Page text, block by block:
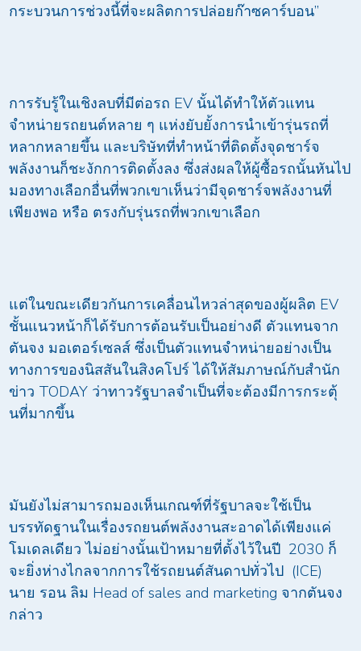
กระบวนการช่วงนี้ที่จะผลิตการปล่อยก๊าซคาร์บอน”
การรับรู้ในเชิงลบที่มีต่อรถ EV นั้นได้ทำให้ตัวแทน
จำหน่ายรถยนต์หลาย ๆ แห่งยับยั้งการนำเข้ารุ่นรถที่
หลากหลายขึ้น และบริษัทที่ทำหน้าที่ติดตั้งจุดชาร์จ
พลังงานก็ชะงักการติดตั้งลง ซึ่งส่งผลให้ผู้ซื้อรถนั้นหันไป
มองทางเลือกอื่นที่พวกเขาเห็นว่ามีจุดชาร์จพลังงานที่
เพียงพอ หรือ ตรงกับรุ่นรถที่พวกเขาเลือก
แต่ในขณะเดียวกันการเคลื่อนไหวล่าสุดของผู้ผลิต EV
ชั้นแนวหน้าก็ได้รับการต้อนรับเป็นอย่างดี ตัวแทนจาก
ตันจง มอเตอร์เซลส์ ซึ่งเป็นตัวแทนจำหน่ายอย่างเป็น
ทางการของนิสสันในสิงคโปร์ ได้ให้สัมภาษณ์กับสำนัก
ข่าว TODAY ว่าทาวรัฐบาลจำเป็นที่จะต้องมีการกระตุ้
นที่มากขึ้น
มันยังไม่สามารถมองเห็นเกณฑ์ที่รัฐบาลจะใช้เป็น
บรรทัดฐานในเรื่องรถยนต์พลังงานสะอาดได้เพียงแค่
โมเดลเดียว ไม่อย่างนั้นเป้าหมายที่ตั้งไว้ในปี 2030 ก็
จะยิ่งห่างไกลจากการใช้รถยนต์สันดาปทั่วไป (ICE)
นาย รอน ลิม Head of sales and marketing จากตันจง
กล่าว